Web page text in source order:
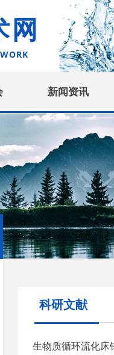
网
新闻资讯
生物质循环流化床
科研文献